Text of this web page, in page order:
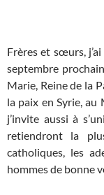
Frères et sœurs,
septembre
Marie, Reine de la
la paix en Syrie,
j’invite aussi à
retiendront la
catholiques, les
hommes de bonne